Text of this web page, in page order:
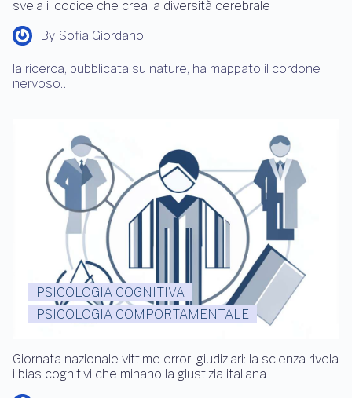
svela il codice che crea la diversità cerebrale
By Sofia Giordano
la ricerca, pubblicata su nature, ha mappato il cordone
nervoso…
PSICOLOGIA COGNITIVA
PSICOLOGIA COMPORTAMENTALE
Giornata nazionale vittime errori giudiziari: la scienza rivela
i bias cognitivi che minano la giustizia italiana